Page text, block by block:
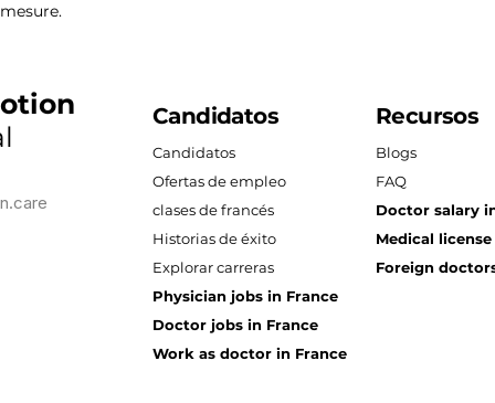
mesure.
Candidatos
Candidatos
Ofertas de empleo
clases de francés
Historias de éxito
Explorar carreras
Physician jobs in France
Doctor jobs in France
Work as doctor in France
Recursos
Blogs
FAQ
Doctor salary
Medical
Foreign